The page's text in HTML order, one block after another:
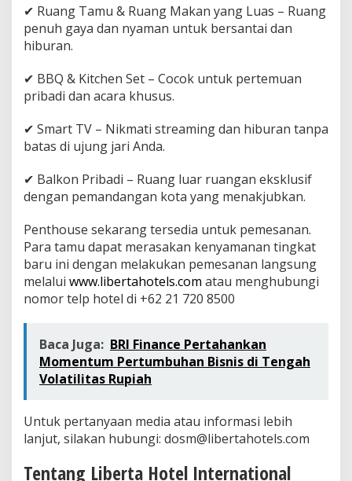
o
t
a
n
g
n
a
j
u
b
a
n
✔ Ruang Tamu & Ruang Makan yang Luas – Ruang
penuh gaya dan nyaman untuk bersantai dan
hiburan.
✔ BBQ & Kitchen Set – Cocok untuk pertemuan
pribadi dan acara khusus.
✔ Smart TV – Nikmati streaming dan hiburan tanpa
batas di ujung jari Anda.
✔ Balkon Pribadi – Ruang luar ruangan eksklusif
dengan pemandangan kota yang menakjubkan.
Penthouse sekarang tersedia untuk pemesanan.
Para tamu dapat merasakan kenyamanan tingkat
baru ini dengan melakukan pemesanan langsung
melalui www.libertahotels.com atau menghubungi
nomor telp hotel di +62 21 720 8500
Baca Juga: BRI Finance Pertahankan
Momentum Pertumbuhan Bisnis di Tengah
Volatilitas Rupiah
Untuk pertanyaan media atau informasi lebih
lanjut, silakan hubungi: dosm@libertahotels.com
Tentang Liberta Hotel International